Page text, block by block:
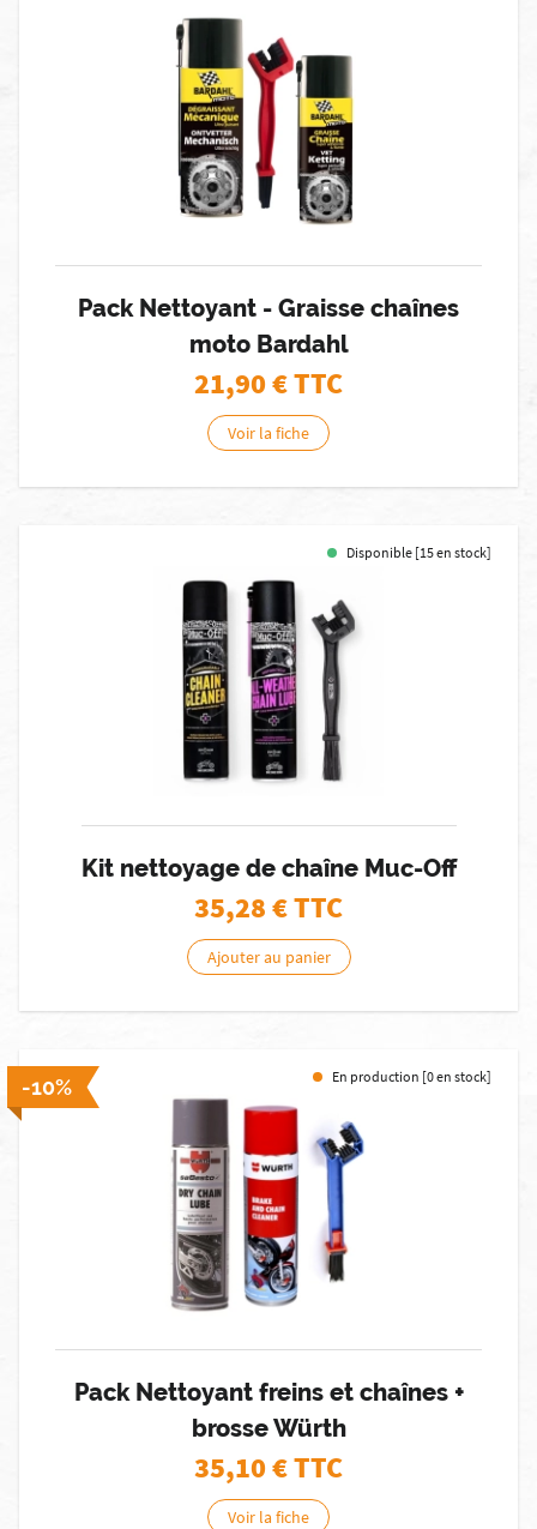
Pack Nettoyant - Graisse chaînes
moto Bardahl
21,90€ TTC
Voir la fiche
Disponible [15 en stock]
Kit nettoyage de chaîne Muc-Off
35,28€ TTC
Ajouter au panier
-10% En production [0 en stock]
Pack Nettoyant freins et chaînes +
brosse Würth
35,10€ TTC
Voir la fiche